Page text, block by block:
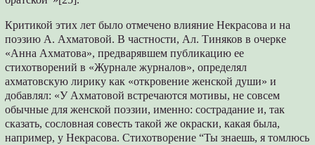
Критикой этих лет было отмечено влияние Некрасова и на
поэзию А. Ахматовой. В частности, Ал. Тиняков в очерке
«Анна Ахматова», предварявшем публикацию ее
стихотворений в «Журнале журналов», определял
ахматовскую лирику как «откровение женской души» и
добавлял: «У Ахматовой встречаются мотивы, не совсем
обычные для женской поэзии, именно: сострадание и, так
сказать, сословная совесть такой же окраски, какая была,
например, у Некрасова. Стихотворение “Ты знаешь, я томлюсь